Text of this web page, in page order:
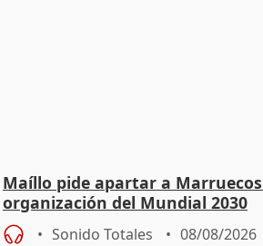
Maíllo pide apartar a
organización del Mundial 2030
Sonido Totales 08/08/2026